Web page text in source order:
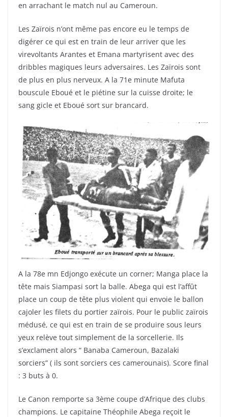
en arrachant le match nul au Cameroun.
Les Zaïrois n’ont même pas encore eu le temps de
digérer ce qui est en train de leur arriver que les
virevoltants Arantes et Emana martyrisent avec des
dribbles magiques leurs adversaires. Les Zaïrois sont
de plus en plus nerveux. A la 71e minute Mafuta
bouscule Eboué et le piétine sur la cuisse droite; le
sang gicle et Eboué sort sur brancard.
A la 78e mn Edjongo exécute un corner; Manga place la
tête mais Siampasi sort la balle. Abega qui est l’affût
place un coup de tête plus violent qui envoie le ballon
cajoler les filets du portier zaïrois. Pour le public zaïrois
médusé, ce qui est en train de se produire sous leurs
yeux relève tout simplement de la sorcellerie. Ils
s’exclament alors “ Banaba Cameroun, Bazalaki
sorciers” ( ils sont sorciers ces camerounais). Score final
: 3 buts à 0.
Le Canon remporte sa 3ème coupe d’Afrique des clubs
champions. Le capitaine Théophile Abega reçoit le